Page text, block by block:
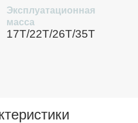
Эксплуатационная
масса
17T/22T/26T/35T